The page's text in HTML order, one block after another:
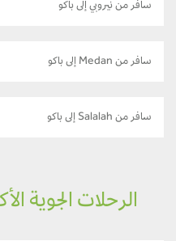
سافر من نيروبي إلى باكو
سافر من Medan إلى باكو
سافر من Salalah إلى باكو
الرحلات الجوية